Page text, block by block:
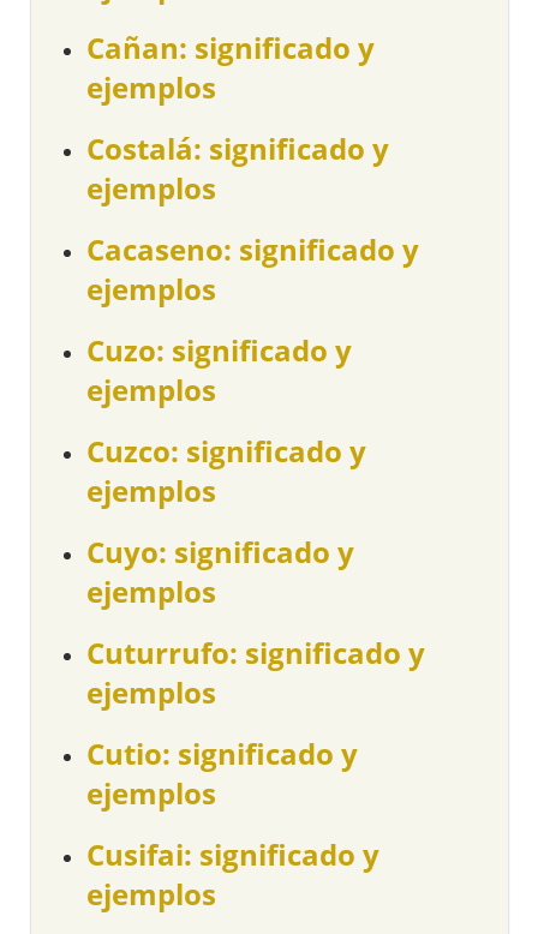
Cañan: significado y
ejemplos
Costalá: significado y
ejemplos
Cacaseno: significado y
ejemplos
Cuzo: significado y
ejemplos
Cuzco: significado y
ejemplos
Cuyo: significado y
ejemplos
Cuturrufo: significado y
ejemplos
Cutio: significado y
ejemplos
Cusifai: significado y
ejemplos